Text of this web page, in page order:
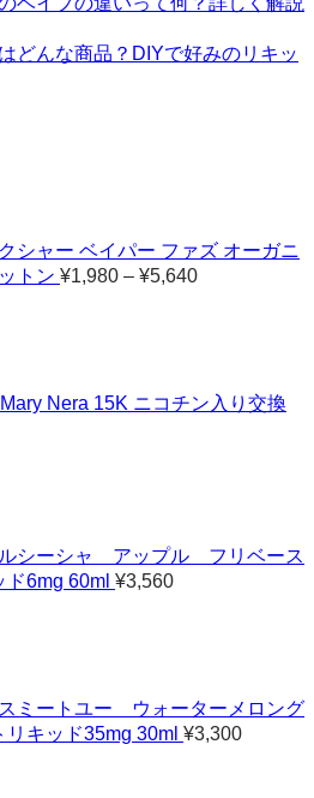
どんな商品？DIYで好みのリキッ
シャー ベイパー ファズ オーガニ
トン ¥1,980 – ¥5,640価
¥5,640
Nera 15K ニコチン入り交換
シーシャ アップル フリベース
6mg 60ml ¥3,560
ミートユー ウォーターメロング
キッド35mg 30ml ¥3,300